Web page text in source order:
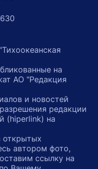
на
АО "Редакция
и новостей
редакции
(hiperlink) на
открытых
автором фото,
ссылку на